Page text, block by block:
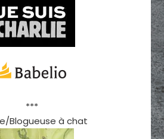
***
Blogueuse à chat